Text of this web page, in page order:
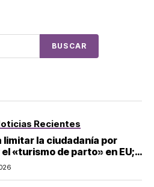
BUSCAR
Recientes
limitar la ciudadanía por
«turismo de parto» en EU;